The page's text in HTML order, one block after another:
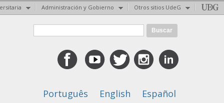
Administración y Gobierno Otros sitios UdeG
Formulario de búsqueda
Português English Español